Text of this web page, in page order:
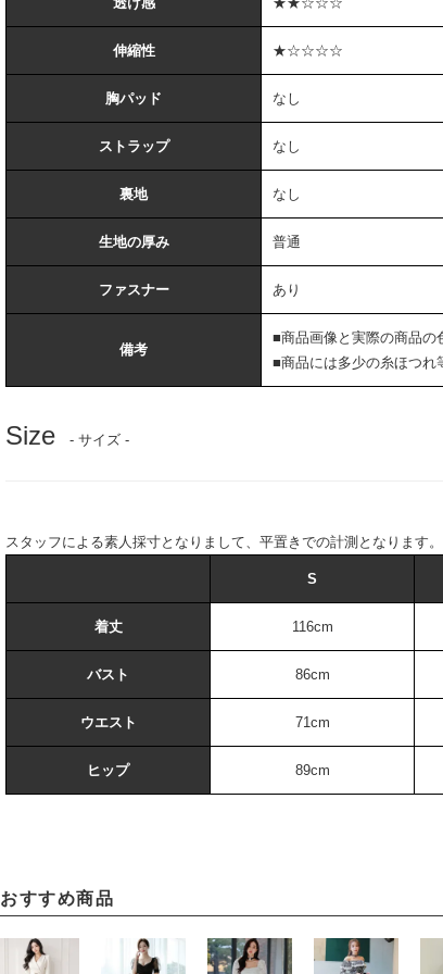
伸縮性 ★☆☆☆☆
胸パッド なし
ストラップ なし
裏地 なし
生地の厚み 普通
ファスナー あり
備考
■商品画像と実際の商品の
■商品には多少の糸ほつれ
Size- サイズ -
スタッフによる素人採寸となりまして、平置きでの計測となります。
S
着丈 116cm
バスト 86cm
ウエスト 71cm
ヒップ 89cm
おすすめ商品